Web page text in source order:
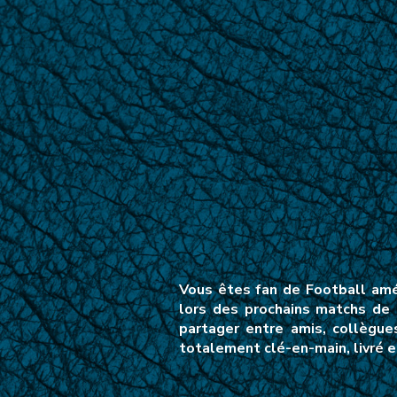
Vous êtes fan de Football
lors des prochains matchs
partager entre amis,
totalement clé-en-main, livré